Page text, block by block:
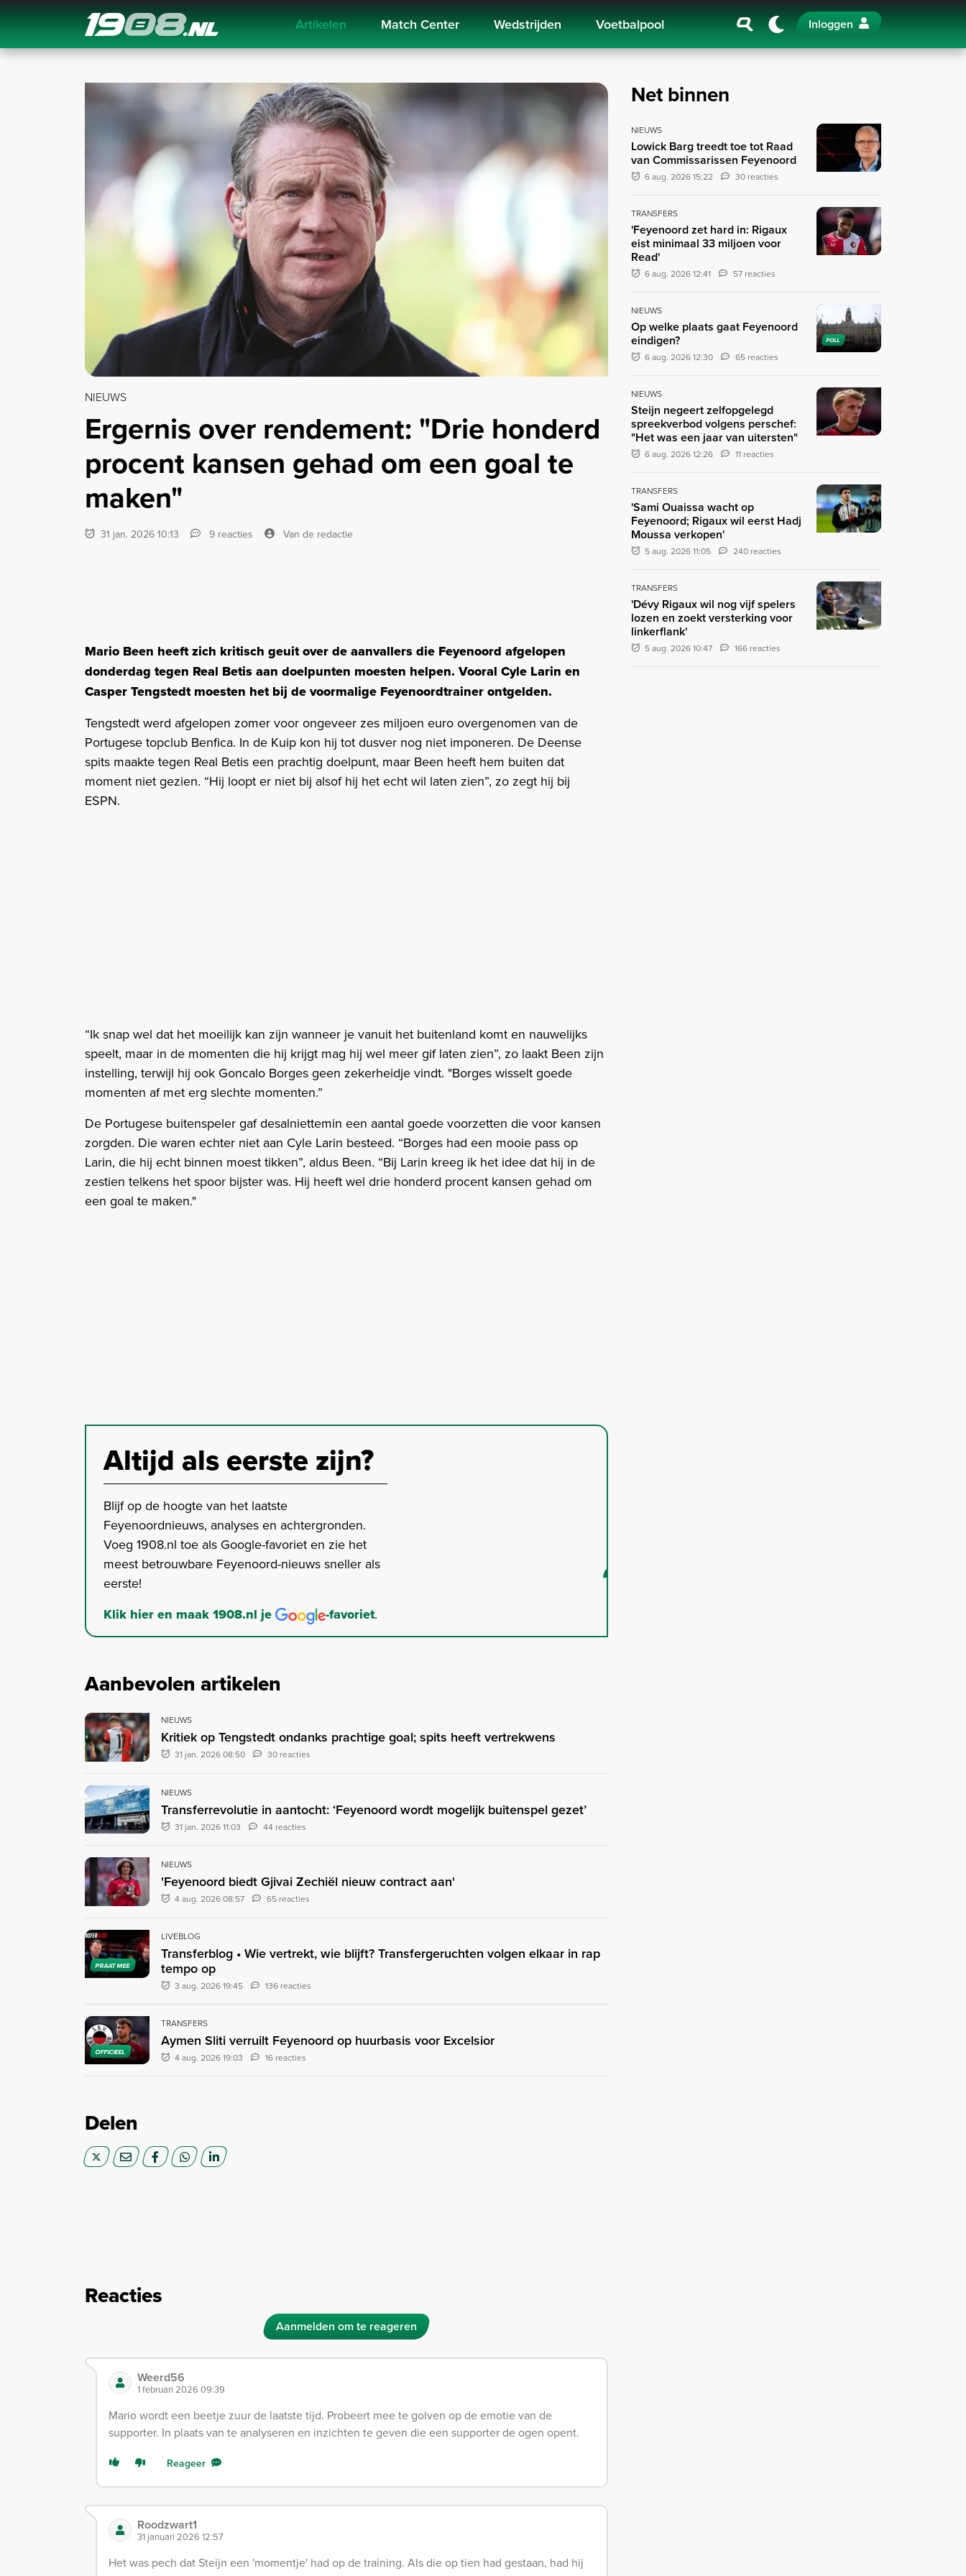
Navigation Artikelen Match Center Wedstrijden Voetbalpool Inloggen
NIEUWS
Ergernis over rendement: "Drie honderd
procent kansen gehad om een goal te
maken"
31 jan. 2026 10:13 9 reacties Van de redactie
Mario Been heeft zich kritisch geuit over de aanvallers die Feyenoord afgelopen
donderdag tegen Real Betis aan doelpunten moesten helpen. Vooral Cyle Larin en
Casper Tengstedt moesten het bij de voormalige Feyenoordtrainer ontgelden.
Tengstedt werd afgelopen zomer voor ongeveer zes miljoen euro overgenomen van de
Portugese topclub Benfica. In de Kuip kon hij tot dusver nog niet imponeren. De Deense
spits maakte tegen Real Betis een prachtig doelpunt, maar Been heeft hem buiten dat
moment niet gezien. “Hij loopt er niet bij alsof hij het echt wil laten zien”, zo zegt hij bij
ESPN.
“Ik snap wel dat het moeilijk kan zijn wanneer je vanuit het buitenland komt en nauwelijks
speelt, maar in de momenten die hij krijgt mag hij wel meer gif laten zien”, zo laakt Been zijn
instelling, terwijl hij ook Goncalo Borges geen zekerheidje vindt. "Borges wisselt goede
momenten af met erg slechte momenten.”
De Portugese buitenspeler gaf desalniettemin een aantal goede voorzetten die voor kansen
zorgden. Die waren echter niet aan Cyle Larin besteed. “Borges had een mooie pass op
Larin, die hij echt binnen moest tikken”, aldus Been. “Bij Larin kreeg ik het idee dat hij in de
zestien telkens het spoor bijster was. Hij heeft wel drie honderd procent kansen gehad om
een goal te maken."
Altijd als eerste zijn?
Blijf op de hoogte van het laatste
Feyenoordnieuws, analyses en achtergronden.
Voeg 1908.nl toe als Google-favoriet en zie het
meest betrouwbare Feyenoord-nieuws sneller als
eerste!
Klik hier en maak 1908.nl je -favoriet.
Aanbevolen artikelen
NIEUWS
Kritiek op Tengstedt ondanks prachtige goal; spits heeft vertrekwens
31 jan. 2026 08:50 30 reacties
NIEUWS
Transferrevolutie in aantocht: ‘Feyenoord wordt mogelijk buitenspel gezet’
31 jan. 2026 11:03 44 reacties
NIEUWS
'Feyenoord biedt Gjivai Zechiël nieuw contract aan'
4 aug. 2026 08:57 65 reacties
PRAAT MEE
LIVEBLOG
Transferblog • Wie vertrekt, wie blijft? Transfergeruchten volgen elkaar in rap
tempo op
3 aug. 2026 19:45 136 reacties
OFFICIEEL
TRANSFERS
Aymen Sliti verruilt Feyenoord op huurbasis voor Excelsior
4 aug. 2026 19:03 16 reacties
Delen
Reacties
Aanmelden om te reageren
Weerd56
1 februari 2026 09:39
Mario wordt een beetje zuur de laatste tijd. Probeert mee te golven op de emotie van de
supporter. In plaats van te analyseren en inzichten te geven die een supporter de ogen opent.
Reageer
Roodzwart1
31 januari 2026 12:57
Het was pech dat Steijn een 'momentje' had op de training. Als die op tien had gestaan, had hij
Net binnen
NIEUWS
Lowick Barg treedt toe tot Raad
van Commissarissen Feyenoord
6 aug. 2026 15:22 30 reacties
TRANSFERS
'Feyenoord zet hard in: Rigaux
eist minimaal 33 miljoen voor
Read'
6 aug. 2026 12:41 57 reacties
POLL
NIEUWS
Op welke plaats gaat Feyenoord
eindigen?
6 aug. 2026 12:30 65 reacties
NIEUWS
Steijn negeert zelfopgelegd
spreekverbod volgens perschef:
"Het was een jaar van uitersten"
6 aug. 2026 12:26 11 reacties
TRANSFERS
'Sami Ouaissa wacht op
Feyenoord; Rigaux wil eerst Hadj
Moussa verkopen'
5 aug. 2026 11:05 240 reacties
TRANSFERS
'Dévy Rigaux wil nog vijf spelers
lozen en zoekt versterking voor
linkerflank'
5 aug. 2026 10:47 166 reacties